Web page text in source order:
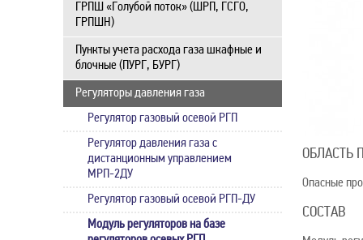
ГРПШ «Голубой поток» (ШРП, ГСГО,
ГРПШН)
Пункты учета расхода газа шкафные и
блочные (ПУРГ, БУРГ)
Регуляторы давления газа
Регулятор газовый осевой РГП
Регулятор давления газа с
дистанционным управлением
МРП-2ДУ
Регулятор газовый осевой РГП-ДУ
Модуль регуляторов на базе
ОБЛАСТЬ
Опасные
СОСТАВ